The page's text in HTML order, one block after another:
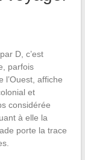
D, c’est
parfois
l’Ouest, affiche
et
considérée
à elle la
porte la trace